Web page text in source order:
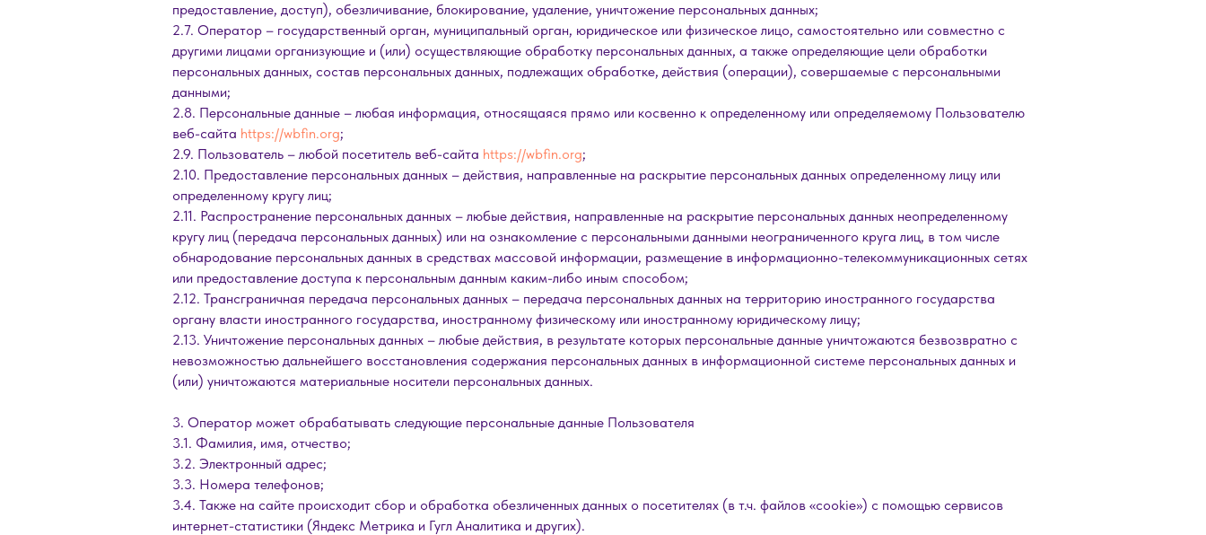
предоставление, доступ), обезличивание, блокирование, удаление, уничтожение персональных данных;
2.7. Оператор – государственный орган, муниципальный орган, юридическое или физическое лицо, самостоятельно или совместно с
другими лицами организующие и (или) осуществляющие обработку персональных данных, а также определяющие цели обработки
персональных данных, состав персональных данных, подлежащих обработке, действия (операции), совершаемые с персональными
данными;
2.8. Персональные данные – любая информация, относящаяся прямо или косвенно к определенному или определяемому Пользователю
веб-сайта https://wbfin.org;
2.9. Пользователь – любой посетитель веб-сайта https://wbfin.org;
2.10. Предоставление персональных данных – действия, направленные на раскрытие персональных данных определенному лицу или
определенному кругу лиц;
2.11. Распространение персональных данных – любые действия, направленные на раскрытие персональных данных неопределенному
кругу лиц (передача персональных данных) или на ознакомление с персональными данными неограниченного круга лиц, в том числе
обнародование персональных данных в средствах массовой информации, размещение в информационно-телекоммуникационных сетях
или предоставление доступа к персональным данным каким-либо иным способом;
2.12. Трансграничная передача персональных данных – передача персональных данных на территорию иностранного государства
органу власти иностранного государства, иностранному физическому или иностранному юридическому лицу;
2.13. Уничтожение персональных данных – любые действия, в результате которых персональные данные уничтожаются безвозвратно с
невозможностью дальнейшего восстановления содержания персональных данных в информационной системе персональных данных и
(или) уничтожаются материальные носители персональных данных.
3. Оператор может обрабатывать следующие персональные данные Пользователя
3.1. Фамилия, имя, отчество;
3.2. Электронный адрес;
3.3. Номера телефонов;
3.4. Также на сайте происходит сбор и обработка обезличенных данных о посетителях (в т.ч. файлов «cookie») с помощью сервисов
интернет-статистики (Яндекс Метрика и Гугл Аналитика и других).